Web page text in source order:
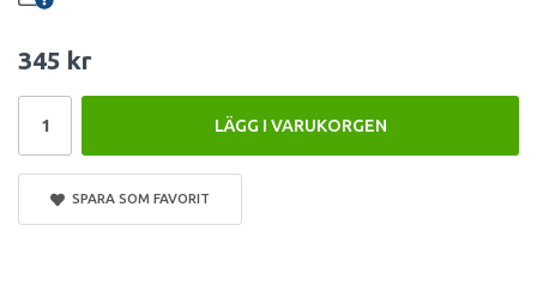
345 kr
LÄGG I VARUKORGEN
SPARA SOM FAVORIT